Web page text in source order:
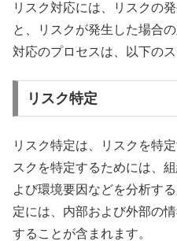
リスク対応には、リスクの
と、リスクが発生した場合
対応のプロセスは、以下の
リスク特定
リスク特定は、リスクを特
スクを特定するためには、
よび環境要因などを分析す
定には、内部および外部の
することが含まれます。